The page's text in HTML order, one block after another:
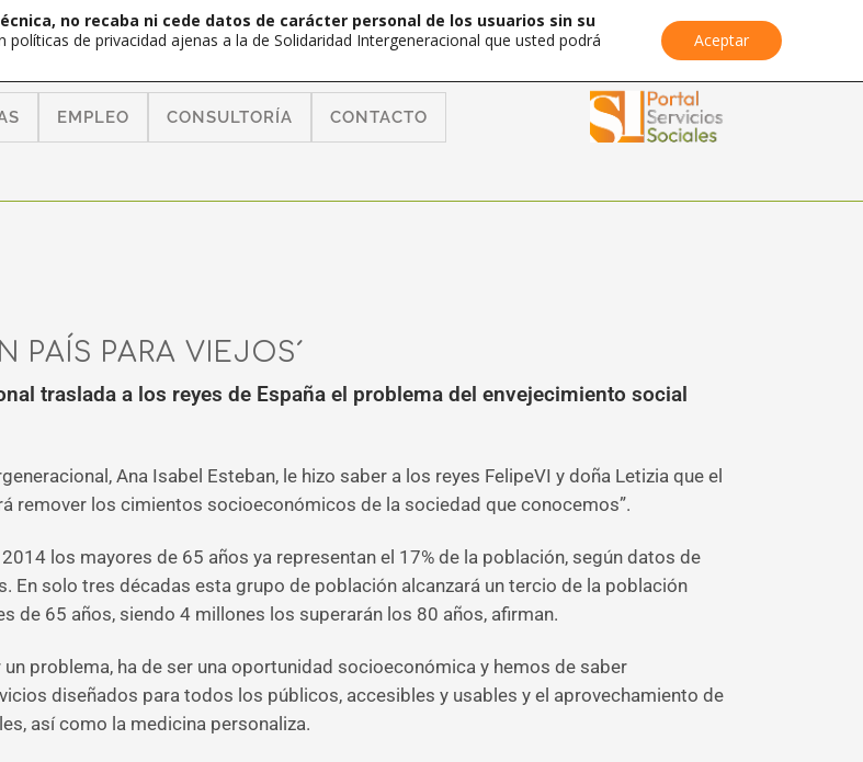
EMPLEO CONSULTORÍA CONTACTO
PAÍS PARA VIEJOS´
traslada a los reyes de España el problema del envejecimiento social
Ana Isabel Esteban, le hizo saber a los reyes FelipeVI y doña Letizia que el
remover los cimientos socioeconómicos de la sociedad que conocemos”.
los mayores de 65 años ya representan el 17% de la población, según datos de
En solo tres décadas esta grupo de población alcanzará un tercio de la población
de 65 años, siendo 4 millones los superarán los 80 años, afirman.
problema, ha de ser una oportunidad socioeconómica y hemos de saber
diseñados para todos los públicos, accesibles y usables y el aprovechamiento de
así como la medicina personaliza.
no recaba ni cede datos de carácter personal de los usuarios sin su
de privacidad ajenas a la de Solidaridad Intergeneracional que usted podrá
Aceptar